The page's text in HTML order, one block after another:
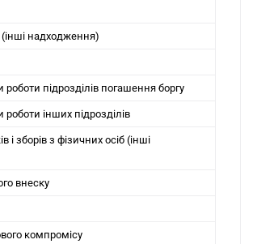
(інші надходження)
підрозділів погашення боргу
інших підрозділів
зборів з фізичних осіб (інші
внеску
компромісу